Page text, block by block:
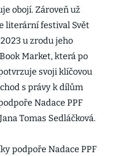
obojí. Zároveň už
literární festival Svět
u zrodu jeho
Market, která po
svoji klíčovou
s právy k dílům
Nadace PPF
Tomas Sedláčková.
podpoře Nadace PPF